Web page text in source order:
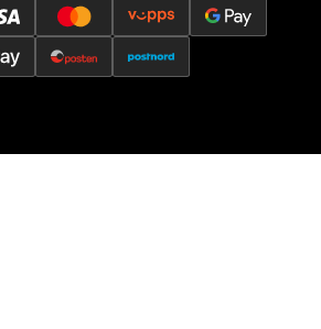
9, 0485 Oslo